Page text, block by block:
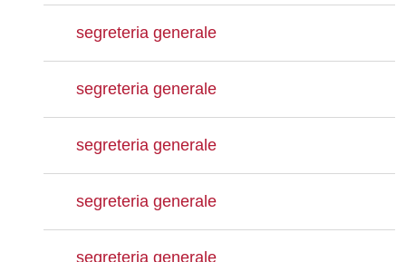
segreteria generale
segreteria generale
segreteria generale
segreteria generale
segreteria generale